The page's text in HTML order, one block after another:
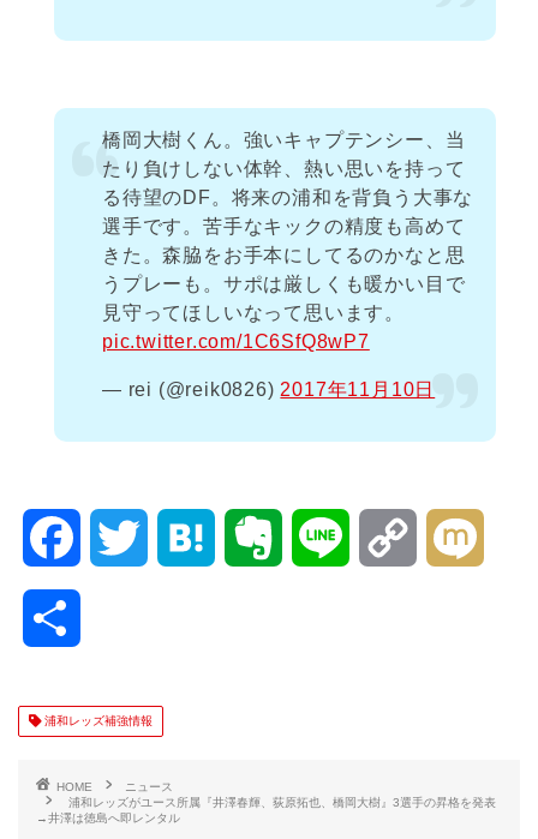
橋岡大樹くん。強いキャプテンシー、当
たり負けしない体幹、熱い思いを持って
る待望のDF。将来の浦和を背負う大事な
選手です。苦手なキックの精度も高めて
きた。森脇をお手本にしてるのかなと思
うプレーも。サポは厳しくも暖かい目で
見守ってほしいなって思います。
pic.twitter.com/1C6SfQ8wP7
— rei (@reik0826) 2017年11月10日
e
o
t
e
浦和レッズ補強情報
HOME
ニュース
浦和レッズがユース所属『井澤春輝、荻原拓也、橋岡大樹』3選手の昇格を発表
→井澤は徳島へ即レンタル